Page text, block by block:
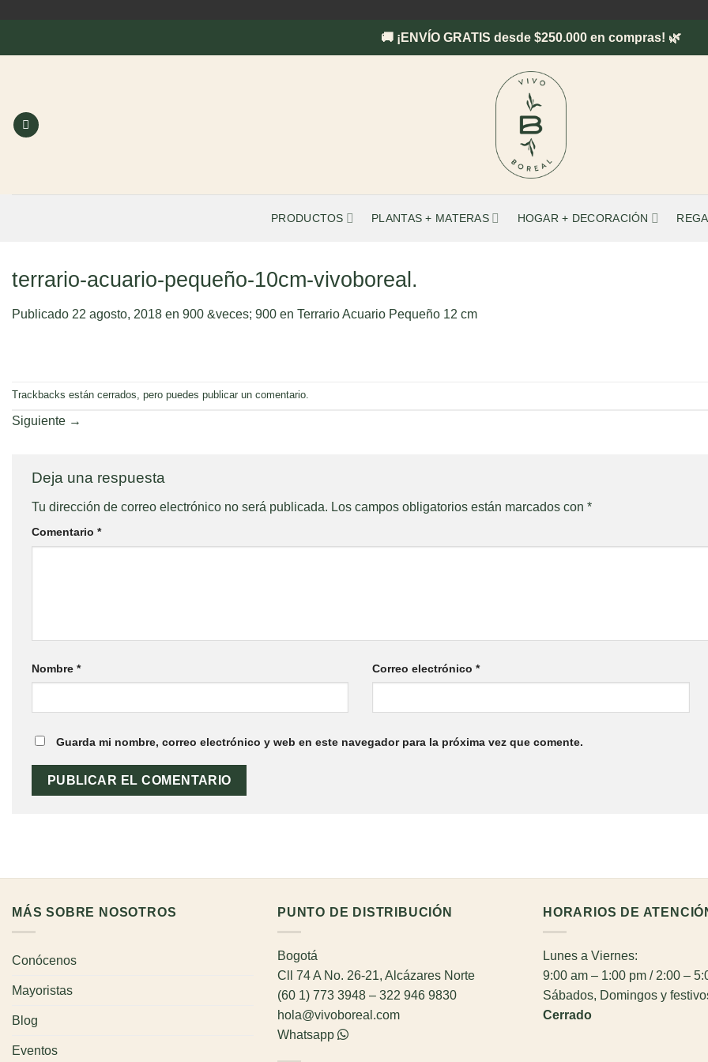
🚚 ¡ENVÍO GRATIS desde $250.000 en compras! 🌿
PRODUCTOS PLANTAS + MATERAS HOGAR + DECORACIÓN
terrario-acuario-pequeño-10cm-vivoboreal.
Publicado 22 agosto, 2018 en 900 &veces; 900 en Terrario Acuario Pequeño 12 cm
Trackbacks están cerrados, pero puedes publicar un comentario
Siguiente →
Deja una respuesta
Tu dirección de correo electrónico no será publicada. Los campos obligatorios están marcados con *
Comentario *
Nombre * Correo electrónico*
Guarda mi nombre, correo electrónico y web en este navegador para la próxima vez que comente.
MÁS SOBRE NOSOTROS
Conócenos
Mayoristas
Blog
Eventos
PUNTO DE DISTRIBUCIÓN
Bogotá
Cll 74 A No. 26-21, Alcázares Norte
(60 1) 773 3948 – 322 946 9830
hola@vivoboreal.com
Whatsapp
HORARIOS DE
Lunes a Viernes:
9:00 am – 1:00 pm / 2:00 –
Sábados, Domingos y
Cerrado